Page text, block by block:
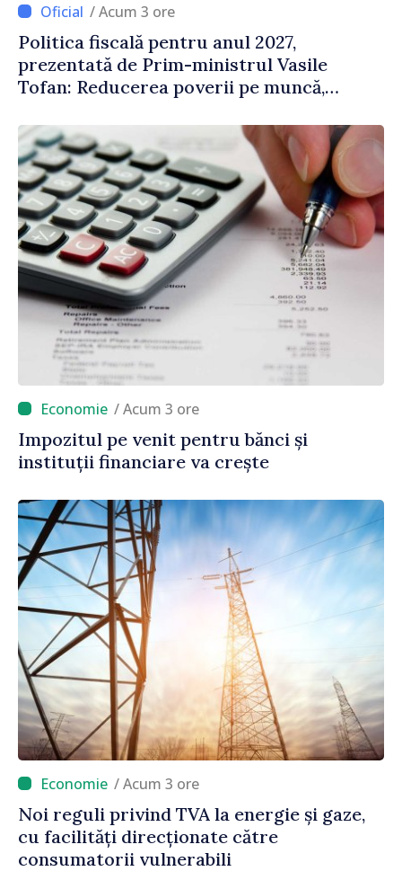
/ Acum 3 ore
Politica fiscală pentru anul 2027,
prezentată de Prim-ministrul Vasile
Tofan: Reducerea poverii pe muncă,
echitabilă
/ Acum 3 ore
Impozitul pe venit pentru bănci și
instituții financiare va crește
/ Acum 3 ore
Noi reguli privind TVA la energie și gaze,
cu facilități direcționate către
consumatorii vulnerabili